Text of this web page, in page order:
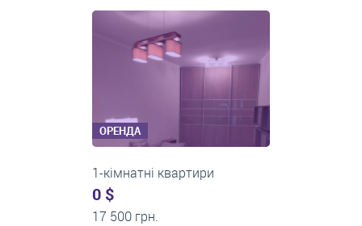
ОРЕНДА
3-кімнатні квартири
500 $
0 грн.